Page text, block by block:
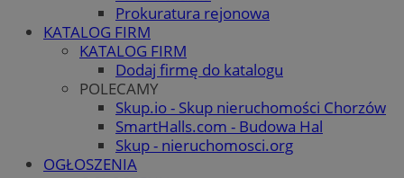
Prokuratura rejonowa
KATALOG FIRM
KATALOG FIRM
Dodaj firmę do katalogu
POLECAMY
Skup.io - Skup nieruchomości Chorzów
SmartHalls.com - Budowa Hal
Skup - nieruchomosci.org
OGŁOSZENIA